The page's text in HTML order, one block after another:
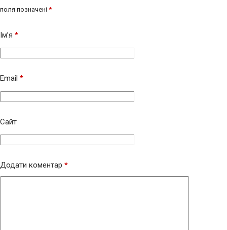
поля позначені *
Ім’я *
Email *
Сайт
Додати коментар *